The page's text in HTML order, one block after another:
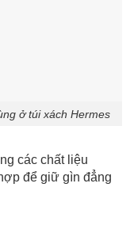
ở túi xách Hermes
các chất liệu
để giữ gìn đẳng